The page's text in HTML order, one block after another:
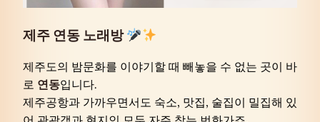
제주 연동 노래방
제주도의 밤문화를 이야기할 때 빼놓을 수 없는 곳이 바
로 연동입니다.
제주공항과 가까우면서도 숙소, 맛집, 술집이 밀집해 있